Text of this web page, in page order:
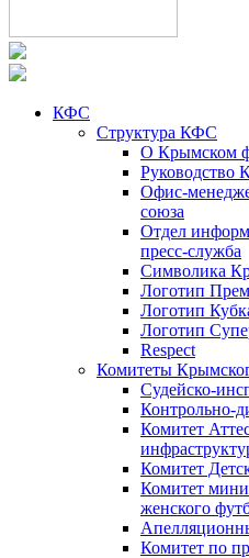
КФС
Структура КФС
О Крымском
Руководство
Офис-
союза
Отдел
пресс-служба
Символика
Логотип
Логотип
Логотип
Respect
Комитеты
Судейско-
Контрольно-
Комитет
Комитет
Комитет
женского
Комитет по